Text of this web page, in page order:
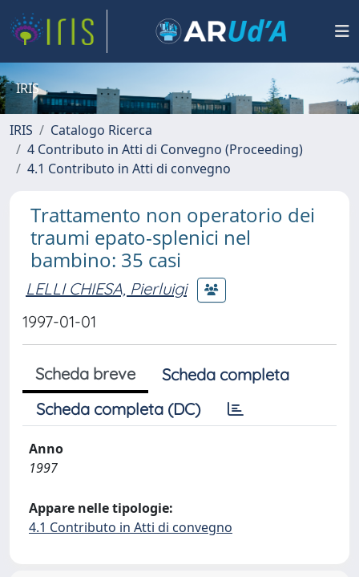
IRIS
IRIS
Catalogo Ricerca
4 Contributo in Atti di Convegno (Proceeding)
4.1 Contributo in Atti di convegno
Trattamento non operatorio dei
traumi epato-splenici nel
bambino: 35 casi
LELLI CHIESA, Pierluigi
1997-01-01
Scheda breve
Scheda completa
Scheda completa (DC)
Anno
1997
Appare nelle tipologie:
4.1 Contributo in Atti di convegno